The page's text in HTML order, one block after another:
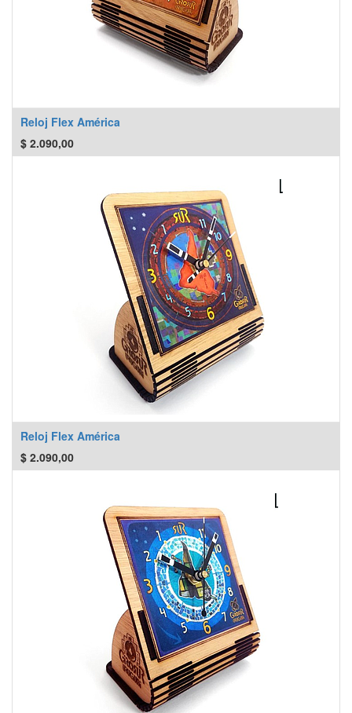
Reloj Flex América
$ 2.090,00
Reloj Flex América
$ 2.090,00